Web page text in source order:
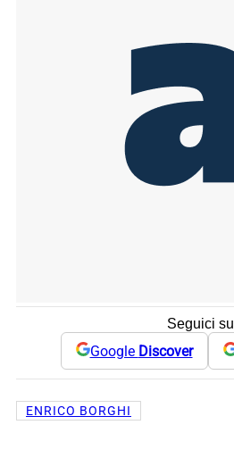
Seguici su
Google Discover
ENRICO BORGHI